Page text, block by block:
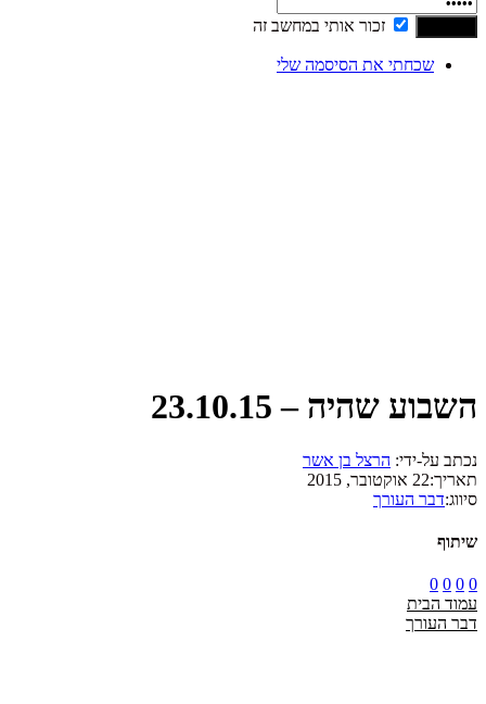
זכור אותי במחשב זה
שכחתי את הסיסמה שלי
השבוע שהיה – 23.10.15
נכתב על-ידי: הרצל בן אשר
תאריך:22 אוקטובר, 2015
סיווג:דבר העורך
שיתוף
0
0
0
0
עמוד הבית
דבר העורך